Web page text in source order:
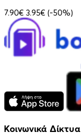
7.90€ 3.95€ (-50%)
Κοινωνικά Δίκτυα